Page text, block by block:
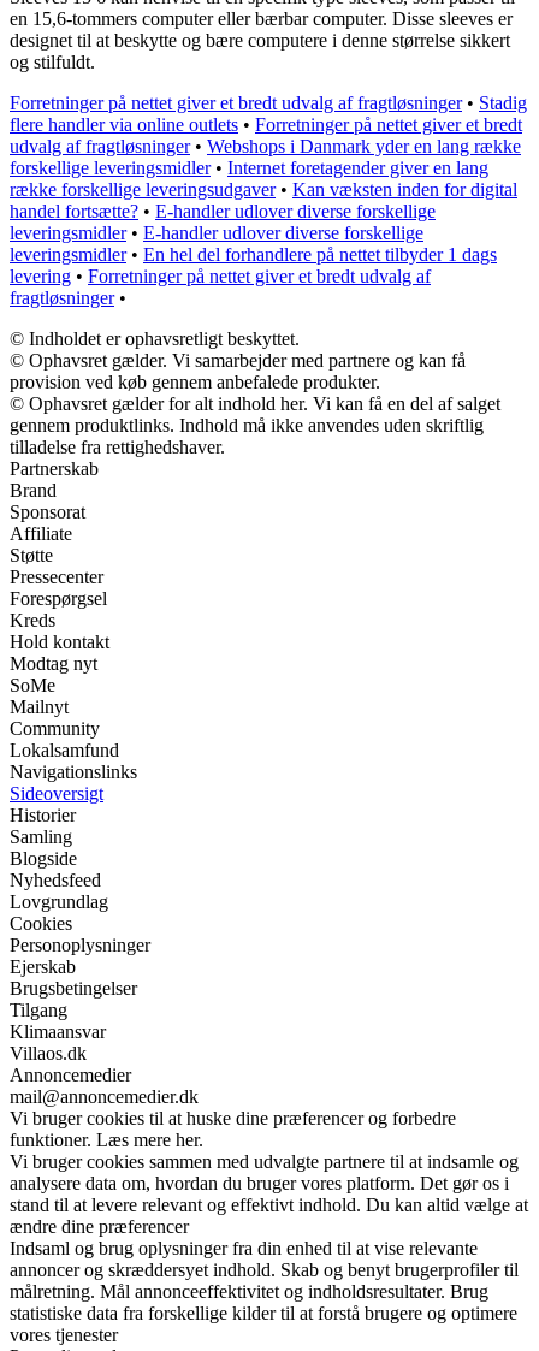
en 15,6-tommers computer eller bærbar computer. Disse sleeves er
designet til at beskytte og bære computere i denne størrelse sikkert
og stilfuldt.
Forretninger på nettet giver et bredt udvalg af fragtløsninger• Stadig
flere handler via online outlets • Forretninger på nettet giver et bredt
udvalg af fragtløsninger• Webshops i Danmark yder en lang række
forskellige leveringsmidler• Internet foretagender giver en lang
række forskellige leveringsudgaver• Kan væksten inden for digital
handel fortsætte? • E-handler udlover diverse forskellige
leveringsmidler• E-handler udlover diverse forskellige
leveringsmidler• En hel del forhandlere på nettet tilbyder 1 dags
levering • Forretninger på nettet giver et bredt udvalg af
fragtløsninger•
© Indholdet er ophavsretligt beskyttet.
© Ophavsret gælder. Vi samarbejder med partnere og kan få
provision ved køb gennem anbefalede produkter.
© Ophavsret gælder for alt indhold her. Vi kan få en del af salget
gennem produktlinks. Indhold må ikke anvendes uden skriftlig
tilladelse fra rettighedshaver.
Partnerskab
Brand
Sponsorat
Affiliate
Støtte
Pressecenter
Forespørgsel
Kreds
Hold kontakt
Modtag nyt
SoMe
Mailnyt
Community
Lokalsamfund
Navigationslinks
Sideoversigt
Historier
Samling
Blogside
Nyhedsfeed
Lovgrundlag
Cookies
Personoplysninger
Ejerskab
Brugsbetingelser
Tilgang
Klimaansvar
Villaos.dk
Annoncemedier
mail@annoncemedier.dk
Vi bruger cookies til at huske dine præferencer og forbedre
funktioner. Læs mere her.
Vi bruger cookies sammen med udvalgte partnere til at indsamle og
analysere data om, hvordan du bruger vores platform. Det gør os i
stand til at levere relevant og effektivt indhold. Du kan altid vælge at
ændre dine præferencer
Indsaml og brug oplysninger fra din enhed til at vise relevante
annoncer og skræddersyet indhold. Skab og benyt brugerprofiler til
målretning. Mål annonceeffektivitet og indholdsresultater. Brug
statistiske data fra forskellige kilder til at forstå brugere og optimere
vores tjenester